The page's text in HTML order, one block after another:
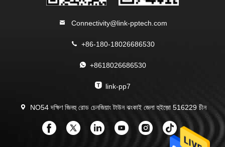
Connectivity@link-pptech.com
+86-180-18026686530
+8618026686530
link-pp7
NO54 দক্ষিণ জিনহু রোড চেনজিয়াং টাউন ঝংকাই জেলা হুইজ়ো 516229 চীন